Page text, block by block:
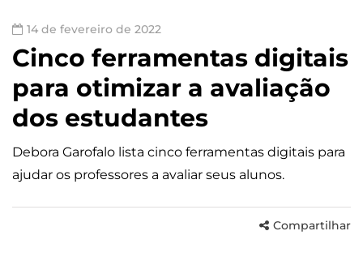
14 de fevereiro de 2022
Cinco ferramentas digitais
para otimizar a avaliação
dos estudantes
Debora Garofalo lista cinco ferramentas digitais para
ajudar os professores a avaliar seus alunos.
Compartilhar